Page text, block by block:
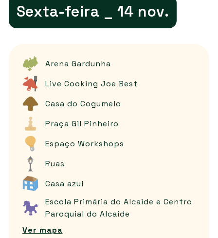
Sexta-feira _ 14 nov.
Arena Gardunha
Live Cooking Joe Best
Casa do Cogumelo
Praça Gil Pinheiro
Espaço Workshops
Ruas
Casa azul
Escola Primária do Alcaide e Centro
Paroquial do Alcaide
Ver mapa